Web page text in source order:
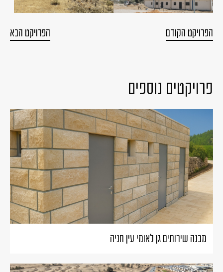
הפרויקט הקודם הפרויקט הבא
פרויקטים נוספים
מבנה שירותים גן לאומי עין חניה